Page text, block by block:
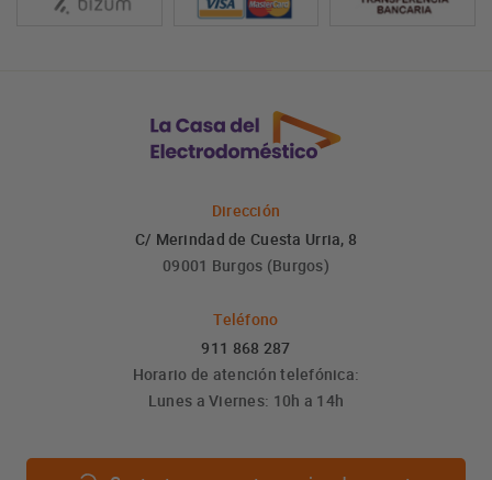
Dirección
C/ Merindad de Cuesta Urria, 8
09001 Burgos (Burgos)
Teléfono
911 868 287
Horario de atención telefónica:
Lunes a Viernes: 10h a 14h